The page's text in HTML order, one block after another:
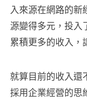
入來源在網路的新
源變得多元，投入
累積更多的收入，
就算目前的收入還
採用企業經營的思